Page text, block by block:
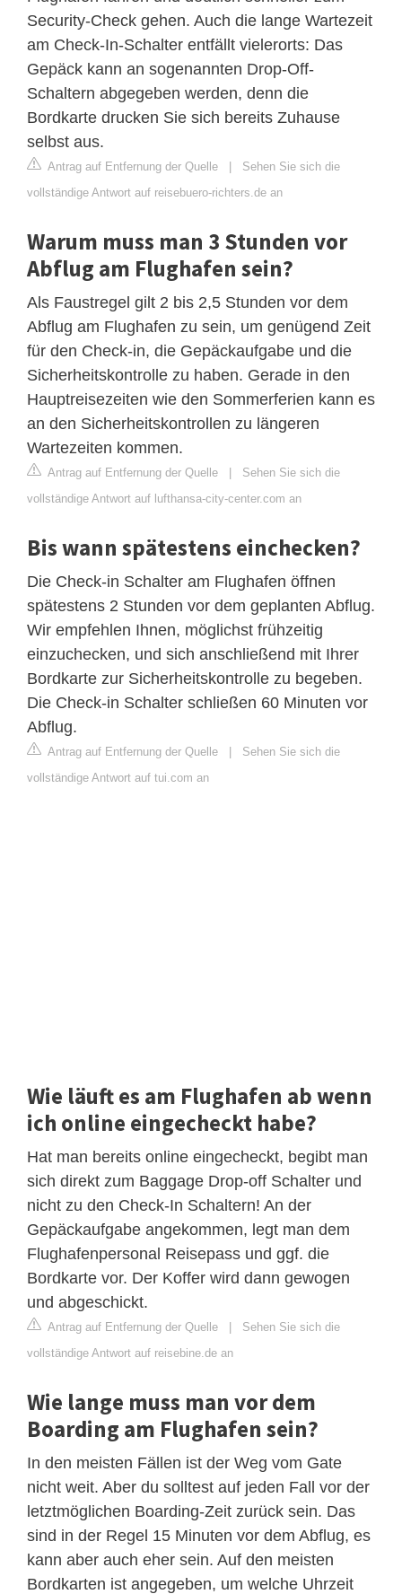
Security-Check gehen. Auch die lange Wartezeit
am Check-In-Schalter entfällt vielerorts: Das
Gepäck kann an sogenannten Drop-Off-
Schaltern abgegeben werden, denn die
Bordkarte drucken Sie sich bereits Zuhause
selbst aus.
Antrag auf Entfernung der Quelle | Sehen Sie sich die
vollständige Antwort auf reisebuero-richters.de an
Warum muss man 3 Stunden vor
Abflug am Flughafen sein?
Als Faustregel gilt 2 bis 2,5 Stunden vor dem
Abflug am Flughafen zu sein, um genügend Zeit
für den Check-in, die Gepäckaufgabe und die
Sicherheitskontrolle zu haben. Gerade in den
Hauptreisezeiten wie den Sommerferien kann es
an den Sicherheitskontrollen zu längeren
Wartezeiten kommen.
Antrag auf Entfernung der Quelle | Sehen Sie sich die
vollständige Antwort auf lufthansa-city-center.com an
Bis wann spätestens einchecken?
Die Check-in Schalter am Flughafen öffnen
spätestens 2 Stunden vor dem geplanten Abflug.
Wir empfehlen Ihnen, möglichst frühzeitig
einzuchecken, und sich anschließend mit Ihrer
Bordkarte zur Sicherheitskontrolle zu begeben.
Die Check-in Schalter schließen 60 Minuten vor
Abflug.
Antrag auf Entfernung der Quelle | Sehen Sie sich die
vollständige Antwort auf tui.com an
Wie läuft es am Flughafen ab wenn
ich online eingecheckt habe?
Hat man bereits online eingecheckt, begibt man
sich direkt zum Baggage Drop-off Schalter und
nicht zu den Check-In Schaltern! An der
Gepäckaufgabe angekommen, legt man dem
Flughafenpersonal Reisepass und ggf. die
Bordkarte vor. Der Koffer wird dann gewogen
und abgeschickt.
Antrag auf Entfernung der Quelle | Sehen Sie sich die
vollständige Antwort auf reisebine.de an
Wie lange muss man vor dem
Boarding am Flughafen sein?
In den meisten Fällen ist der Weg vom Gate
nicht weit. Aber du solltest auf jeden Fall vor der
letztmöglichen Boarding-Zeit zurück sein. Das
sind in der Regel 15 Minuten vor dem Abflug, es
kann aber auch eher sein. Auf den meisten
Bordkarten ist angegeben, um welche Uhrzeit